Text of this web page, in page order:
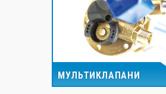
МУЛЬТИКЛАПАНИ